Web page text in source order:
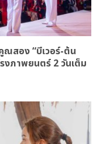
ณสอง “บีเวอร์-ต้น
งภาพยนตร์ 2 วันเต็ม